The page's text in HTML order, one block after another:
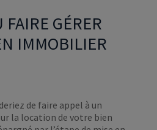
GÉRER
IMMOBILIER
de faire appel à un
la location de votre bien